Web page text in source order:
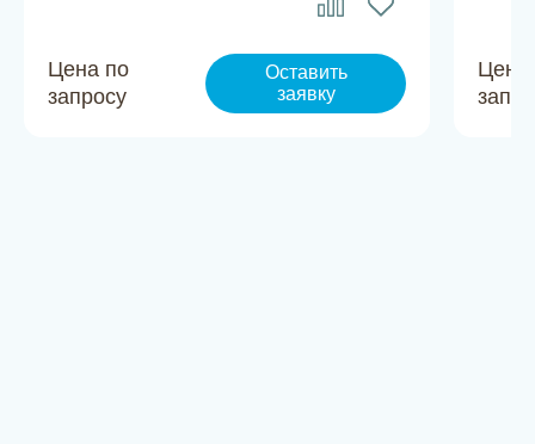
Цена по
запросу
Оставить
заявку
Цена